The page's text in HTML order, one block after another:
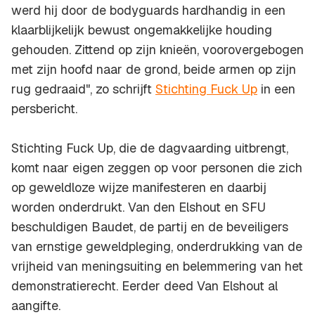
werd hij door de bodyguards hardhandig in een
klaarblijkelijk bewust ongemakkelijke houding
gehouden. Zittend op zijn knieën, voorovergebogen
met zijn hoofd naar de grond, beide armen op zijn
rug gedraaid", zo schrijft Stichting Fuck Up in een
persbericht.
Stichting Fuck Up, die de dagvaarding uitbrengt,
komt naar eigen zeggen op voor personen die zich
op geweldloze wijze manifesteren en daarbij
worden onderdrukt. Van den Elshout en SFU
beschuldigen Baudet, de partij en de beveiligers
van ernstige geweldpleging, onderdrukking van de
vrijheid van meningsuiting en belemmering van het
demonstratierecht. Eerder deed Van Elshout al
aangifte.